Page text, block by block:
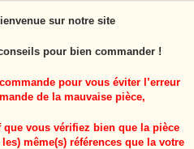
G62-
B30SF
Étiquette :G62-B30SF
sur notre site
pour bien commander !
pour vous éviter l’erreur
de la mauvaise pièce,
vous vérifiez bien que la pièce
même(s) références que la votre